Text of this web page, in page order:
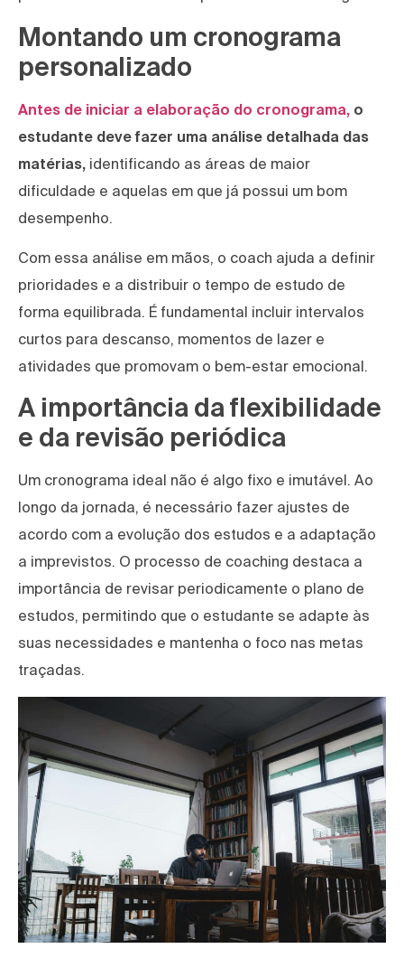
Montando um cronograma
personalizado
Antes de iniciar a elaboração do cronograma, o
estudante deve fazer uma análise detalhada das
matérias, identificando as áreas de maior
dificuldade e aquelas em que já possui um bom
desempenho.
Com essa análise em mãos, o coach ajuda a definir
prioridades e a distribuir o tempo de estudo de
forma equilibrada. É fundamental incluir intervalos
curtos para descanso, momentos de lazer e
atividades que promovam o bem-estar emocional.
A importância da flexibilidade
e da revisão periódica
Um cronograma ideal não é algo fixo e imutável. Ao
longo da jornada, é necessário fazer ajustes de
acordo com a evolução dos estudos e a adaptação
a imprevistos. O processo de coaching destaca a
importância de revisar periodicamente o plano de
estudos, permitindo que o estudante se adapte às
suas necessidades e mantenha o foco nas metas
traçadas.